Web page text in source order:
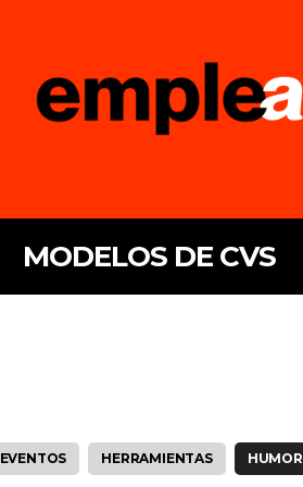
MODELOS DE CVS
EVENTOS HERRAMIENTAS HUMOR